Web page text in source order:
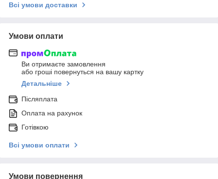
Всі умови доставки
Умови оплати
Ви отримаєте замовлення
або гроші повернуться на вашу картку
Детальніше
Післяплата
Оплата на рахунок
Готівкою
Всі умови оплати
Умови повернення